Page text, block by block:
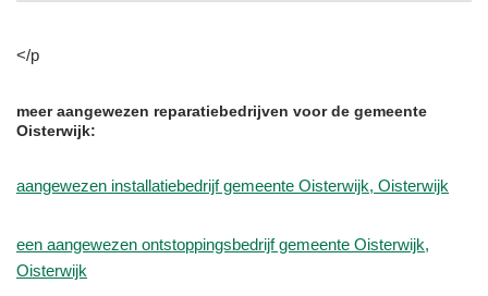
</p
meer aangewezen reparatiebedrijven voor de gemeente
Oisterwijk:
aangewezen installatiebedrijf gemeente Oisterwijk, Oisterwijk
een aangewezen ontstoppingsbedrijf gemeente Oisterwijk,
Oisterwijk